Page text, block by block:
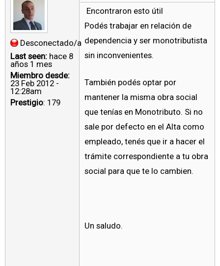
Desconectado/a
Last seen: hace 8
años 1 mes
Miembro desde:
23 Feb 2012 -
12:28am
Prestigio: 179
Encontraron esto útil
Podés trabajar en relación de
dependencia y ser monotributista
sin inconvenientes.
También podés optar por
mantener la misma obra social
que tenías en Monotributo. Si no
sale por defecto en el Alta como
empleado, tenés que ir a hacer el
trámite correspondiente a tu obra
social para que te lo cambien.
Un saludo.